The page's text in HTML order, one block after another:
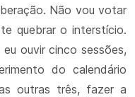
Não vou votar
quebrar o interstício.
ouvir cinco sessões,
do calendário
outras três, fazer a